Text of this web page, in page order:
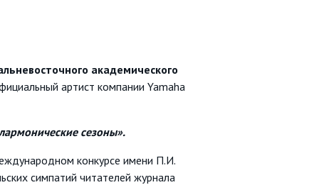
академического
артист компании Yamaha
сезоны».
конкурсе имени П.И.
симпатий читателей журнала